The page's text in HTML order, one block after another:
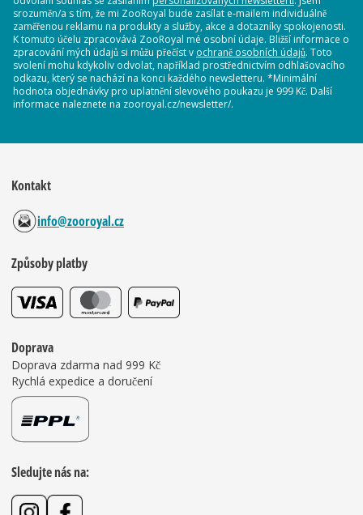
srozuměn/a s tím, že mi ZooRoyal bude zasílat e-mailem individuálně
zaměřenou reklamu na produkty a služby, akce a dotazníky spokojenosti.
K tomuto účelu zpracovává ZooRoyal mé osobní údaje. Bližší informace o
zpracování mých údajů si můžu přečíst v ochraně osobních údajů. Toto
svolení mohu kdykoliv odvolat, například prostřednictvím odhlašovacího
odkazu, který se nachází na konci každého newsletteru. *Minimální
hodnota objednávky pro uplatnění slevového poukazu je 999 Kč. Další
informace naleznete na zooroyal.cz/newsletter/.
Kontakt
info@zooroyal.cz
Způsoby platby
Doprava
Doprava zdarma nad 999 Kč
Rychlá expedice a doručení
Sledujte nás na: